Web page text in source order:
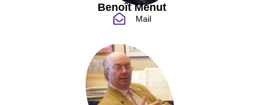
Benoît Menut
Mail